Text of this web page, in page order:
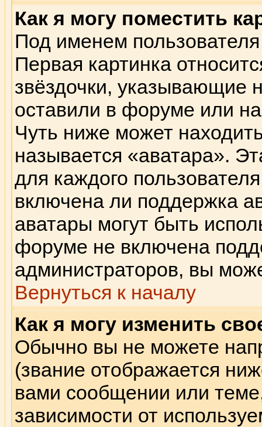
Как я могу поместить
Под именем
Первая картинка
звёздочки, указывающие
оставили в форуме или
Чуть ниже может
называется «аватара».
для каждого
включена ли поддержка
аватары могут быть
форуме не включена
администраторов, вы
Вернуться к началу
Как я могу изменить
Обычно вы не можете
(звание отображается
вами сообщении или
зависимости от